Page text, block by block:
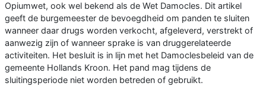
Opiumwet, ook wel bekend als de Wet Damocles. Dit artikel
geeft de burgemeester de bevoegdheid om panden te sluiten
wanneer daar drugs worden verkocht, afgeleverd, verstrekt of
aanwezig zijn of wanneer sprake is van druggerelateerde
activiteiten. Het besluit is in lijn met het Damoclesbeleid van de
gemeente Hollands Kroon. Het pand mag tijdens de
sluitingsperiode niet worden betreden of gebruikt.